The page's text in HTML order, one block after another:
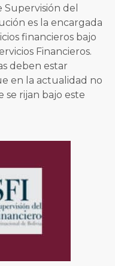
Supervisión del
es la encargada
financieros bajo
Financieros.
deben estar
en la actualidad no
se rijan bajo este